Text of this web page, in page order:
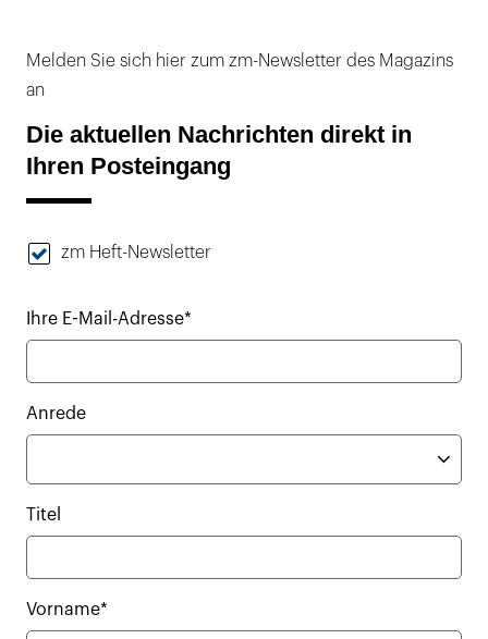
Melden Sie sich hier zum zm-Newsletter des Magazins
an
Die aktuellen Nachrichten direkt in
Ihren Posteingang
zm Heft-Newsletter
Ihre E-Mail-Adresse*
Anrede
Titel
Vorname*